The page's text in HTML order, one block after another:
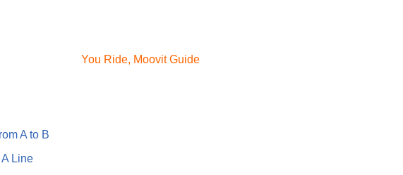
You Ride, Moovit Guide
A to B
Line